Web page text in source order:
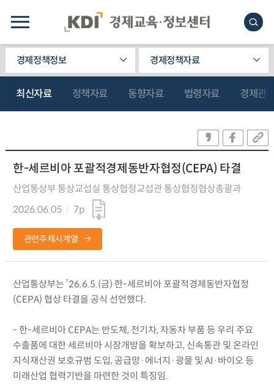
경제정책정보 경제정책자료
최신자료 정책자료 동향자료 법령자료 경제관
한-세르비아 포괄적경제동반자협정(CEPA) 타결
산업통상부 통상교섭실 통상협정교섭관 통상협정협상총괄과
2026.06.05
7p
관련주제시계열
산업통상부는 ’26.6.5.(금) 한-세르비아 포괄적경제동반자협정
(CEPA) 협상 타결을 공식 선언했다.
- 한-세르비아 CEPA는 반도체, 전기차, 자동차 부품 등 우리 주요
수출품에 대한 세르비아 시장개방을 확보하고, 신속통관 및 온라인
지식재산권 보호규범 도입, 공급망·에너지·광물 및 AI·바이오 등
미래산업 협력기반을 마련한 것이 특징임.